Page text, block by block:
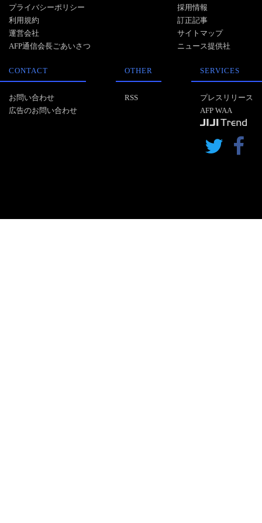
プライバシーポリシー
利用規約
運営会社
AFP通信会長ごあいさつ
採用情報
訂正記事
サイトマップ
ニュース提供社
CONTACT
お問い合わせ
広告のお問い合わせ
OTHER
RSS
SERVICES
プレスリリース
AFP WAA